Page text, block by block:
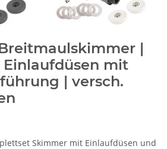
|
Einlaufdüsen mit
| versch.
Skimmer mit Einlaufdüsen und